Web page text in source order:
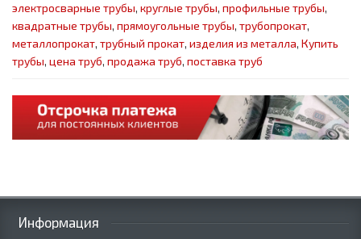
электросварные трубы, круглые трубы, профильные трубы,
квадратные трубы, прямоугольные трубы, трубопрокат,
металлопрокат, трубный прокат, изделия из металла, Купить
трубы, цена труб, продажа труб, поставка труб
Информация